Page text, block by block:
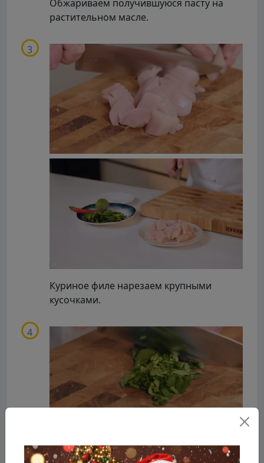
Обжариваем получившуюся пасту на
растительном масле.
Куриное филе нарезаем крупными
кусочками.